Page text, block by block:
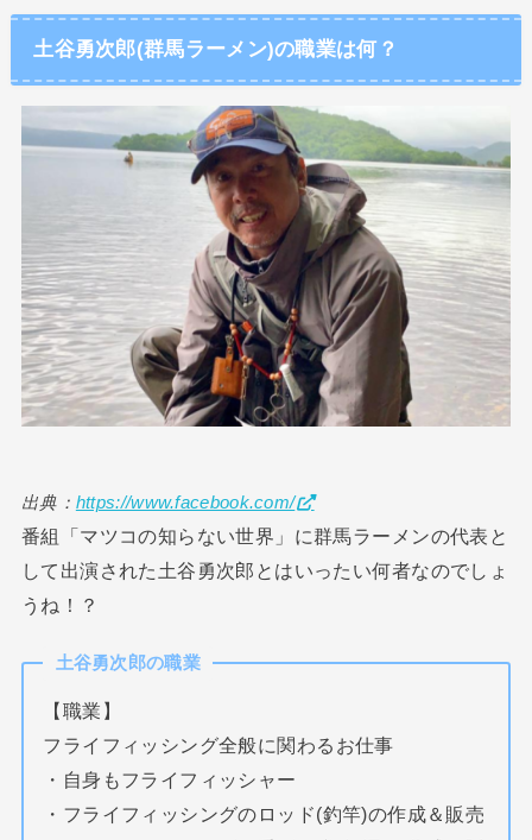
土谷勇次郎(群馬ラーメン)の職業は何？
出典： https://www.facebook.com/
番組「マツコの知らない世界」に群馬ラーメンの代表と
して出演された土谷勇次郎とはいったい何者なのでしょ
うね！？
土谷勇次郎の職業
【職業】
フライフィッシング全般に関わるお仕事
・自身もフライフィッシャー
・フライフィッシングのロッド(釣竿)の作成＆販売